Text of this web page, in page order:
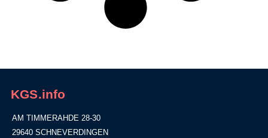
KGS.info
AM TIMMERAHDE 28-30
29640 SCHNEVERDINGEN